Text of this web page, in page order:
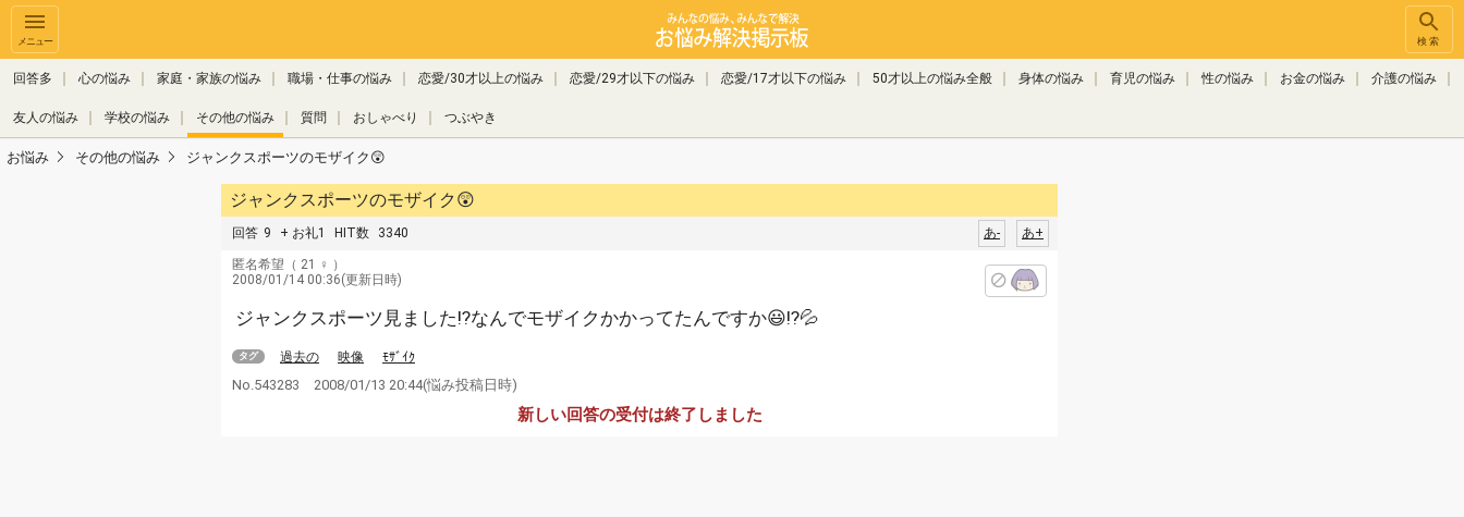
メニュー 検索
回答多 心の悩み 家庭・家族の悩み 職場・仕事の悩み 恋愛/30才以上の悩み 恋愛/29才以下の悩み 恋愛/17才以下の悩み 50才以上の悩み全般 身体の悩み 育児の悩み 性の悩み お金の悩み 介護の悩み
友人の悩み 学校の悩み その他の悩み 質問 おしゃべり つぶやき
お悩み その他の悩み ジャンクスポーツのモザイク😲
ジャンクスポーツのモザイク😲
回答 9 + お礼1 HIT数 3340 あ+
あ-
匿名希望 （ 21 ♀ ）
2008/01/14 00:36(更新日時)
ジャンクスポーツ見ました⁉なんでモザイクかかってたんですか😃⁉💦
タグ 過去の 映像 ﾓｻﾞｲｸ
No.543283 2008/01/13 20:44(悩み投稿日時)
新しい回答の受付は終了しました